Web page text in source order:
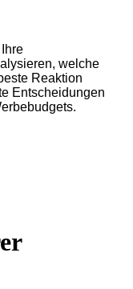
welche
Reaktion
Entscheidungen